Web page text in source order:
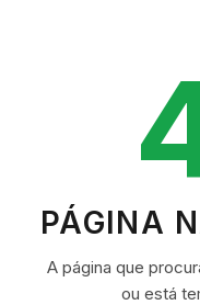
PÁGINA
A página que
ou está